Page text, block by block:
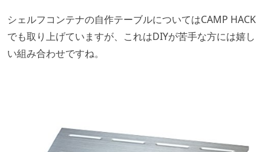
シェルフコンテナの自作テーブルについてはCAMP HACK
でも取り上げていますが、これはDIYが苦手な方には嬉し
い組み合わせですね。